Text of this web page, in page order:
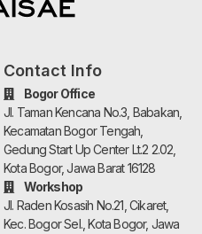
Contact Info
Bogor Office
Jl. Taman Kencana No.3, Babakan,
Kecamatan Bogor Tengah,
Gedung Start Up Center Lt.2 2.02,
Kota Bogor, Jawa Barat 16128
Workshop
Jl. Raden Kosasih No.21, Cikaret,
Kec. Bogor Sel., Kota Bogor, Jawa